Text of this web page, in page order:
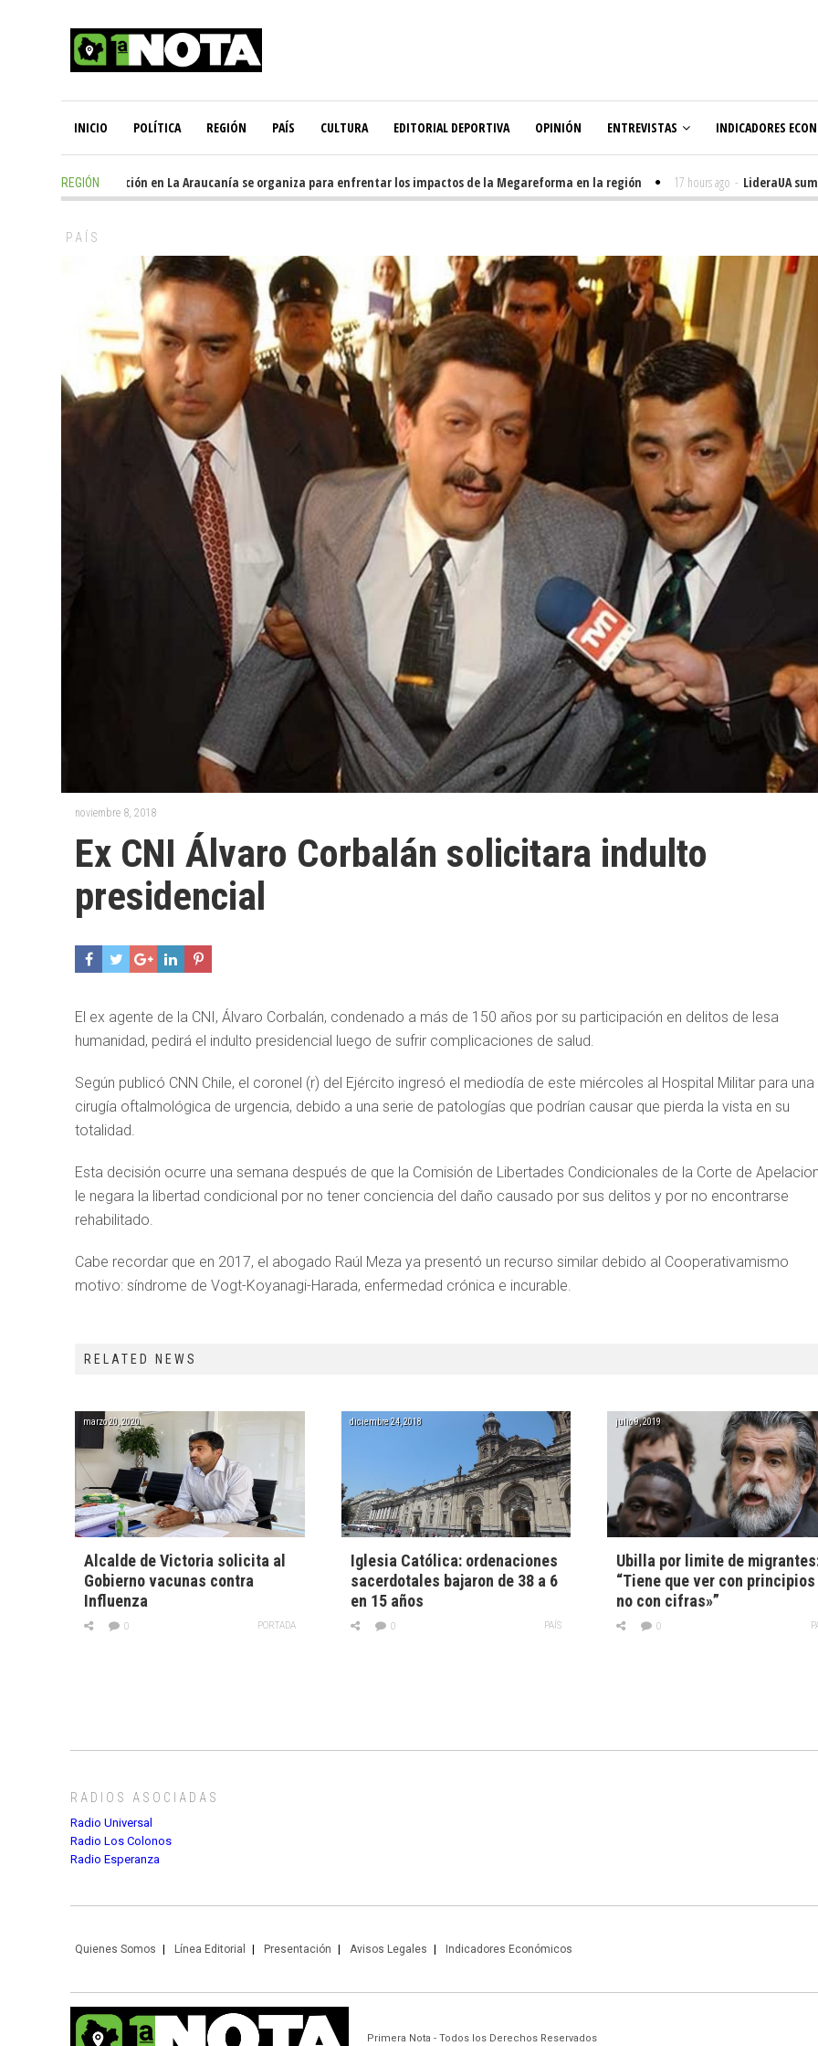
INICIO POLÍTICA REGIÓN PAÍS CULTURA EDITORIAL DEPORTIVA OPINIÓN ENTREVISTAS INDICADORES
REGIÓN
11 hours ago - Oposición en La Araucanía se organiza para enfrentar los impactos de la Megareforma en la región 17 hours ago - LideraUA suma
PAÍS
noviembre 8, 2018
Ex CNI Álvaro Corbalán solicitara indulto
presidencial
El ex agente de la CNI, Álvaro Corbalán, condenado a más de 150 años por su participación en delitos de lesa
humanidad, pedirá el indulto presidencial luego de sufrir complicaciones de salud.
Según publicó CNN Chile, el coronel (r) del Ejército ingresó el mediodía de este miércoles al Hospital Militar para una
cirugía oftalmológica de urgencia, debido a una serie de patologías que podrían causar que pierda la vista en su
totalidad.
Esta decisión ocurre una semana después de que la Comisión de Libertades Condicionales de la Corte de
le negara la libertad condicional por no tener conciencia del daño causado por sus delitos y por no encontrarse
rehabilitado.
Cabe recordar que en 2017, el abogado Raúl Meza ya presentó un recurso similar debido al Cooperativamismo
motivo: síndrome de Vogt-Koyanagi-Harada, enfermedad crónica e incurable.
RELATED NEWS
marzo 20, 2020
Alcalde de Victoria solicita al
Gobierno vacunas contra
Influenza
PORTADA
0
diciembre 24, 2018
Iglesia Católica: ordenaciones
sacerdotales bajaron de 38 a 6
en 15 años
PAÍS
0
julio 9, 2019
Ubilla por limite de
“Tiene que ver con principios
no con cifras»”
0
RADIOS ASOCIADAS
Radio Universal
Radio Los Colonos
Radio Esperanza
Quienes Somos Línea Editorial Presentación Avisos Legales Indicadores Económicos
Primera Nota - Todos los Derechos Reservados